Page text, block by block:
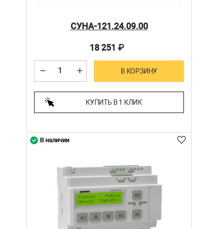
СУНА-121.24.09.00
18 251 ₽
В КОРЗИНУ
КУПИТЬ В 1 КЛИК
В наличии